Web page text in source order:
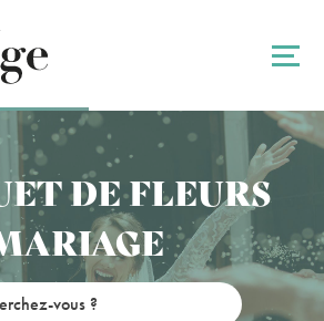
DE FLEURS